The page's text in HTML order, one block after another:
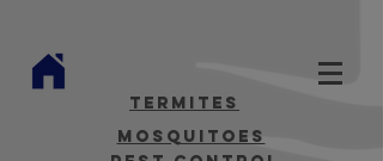
termites
mosquitoes